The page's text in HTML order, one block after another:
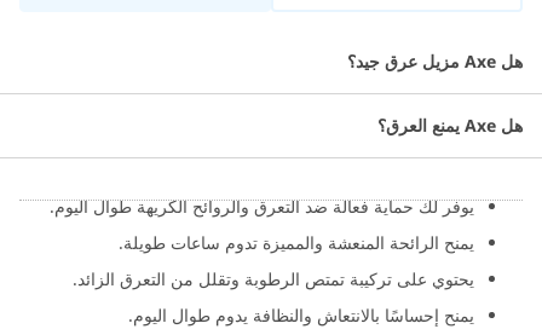
يحافظ على مظهرك وانتعاشك وطاقتك.
ما مميزات أكس بلاك نون ستوب ستيك
مزيل للعرق؟
يوفر لك حماية فعالة ضد التعرق والروائح الكريهة طوال اليوم.
يمنح الرائحة المنعشة والمميزة تدوم ساعات طويلة.
يحتوي على تركيبة تمتص الرطوبة وتقلل من التعرق الزائد.
يمنح إحساسًا بالانتعاش والنظافة يدوم طوال اليوم.
هل Axe مزيل عرق جيد؟
هل Axe يمنع العرق؟